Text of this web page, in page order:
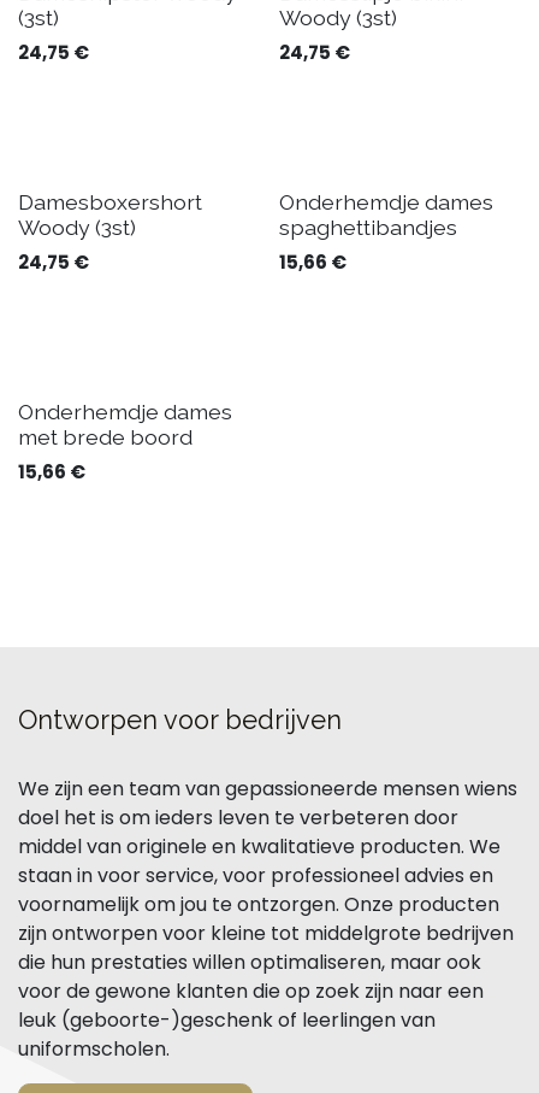
(3st)
24,75 €
Woody (3st)
24,75 €
Damesboxershort
Woody (3st)
24,75 €
Onderhemdje dames
spaghettibandjes
15,66 €
Onderhemdje dames
met brede boord
15,66 €
Ontworpen voor bedrijven
We zijn een team van gepassioneerde mensen wiens
doel het is om ieders leven te verbeteren door
middel van originele en kwalitatieve producten. We
staan in voor service, voor professioneel advies en
voornamelijk om jou te ontzorgen. Onze producten
zijn ontworpen voor kleine tot middelgrote bedrijven
die hun prestaties willen optimaliseren, maar ook
voor de gewone klanten die op zoek zijn naar een
leuk (geboorte-)geschenk of leerlingen van
uniformscholen.